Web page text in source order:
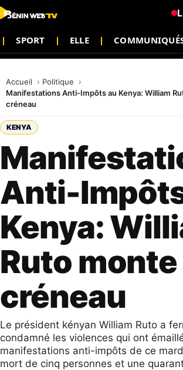
SPORT ELLE
Accueil
Politique
Manifestations Anti-Impôts au Kenya: William
créneau
KENYA
Anti-
Kenya:
Ruto monte
créneau
Le président kényan William Ruto a
condamné les violences qui ont
manifestations anti-impôts de ce
mort de cinq personnes et une